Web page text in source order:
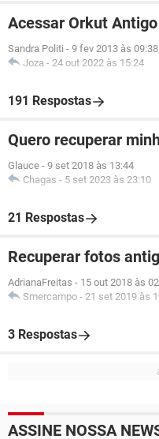
Acessar Orkut Antigo
Sandra Politi - 9 fev 2013 às 09:38
Joza - 24 out 2022 às 15:24
191 Respostas
Quero recuperar
Glauce - 9 set 2018 às 13:44
Chagas - 5 set 2023 às 23:10
21 Respostas
Recuperar fotos
AdrianaFreitas - 15 out 2018 às
Smercampo - 21 set 2019 às
3 Respostas
ASSINE NOSSA